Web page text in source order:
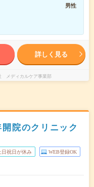
男性
詳しく見る
メディカルケア事業部
院のクリニック
日祝日が休み WEB登録OK